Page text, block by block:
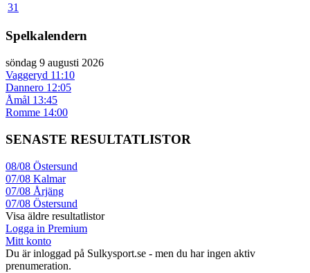
31
Spelkalendern
söndag 9 augusti 2026
Vaggeryd 11:10
Dannero 12:05
Åmål 13:45
Romme 14:00
SENASTE RESULTATLISTOR
08/08 Östersund
07/08 Kalmar
07/08 Årjäng
07/08 Östersund
Visa äldre resultatlistor
Logga in Premium
Mitt konto
Du är inloggad på Sulkysport.se - men du har ingen aktiv
prenumeration.